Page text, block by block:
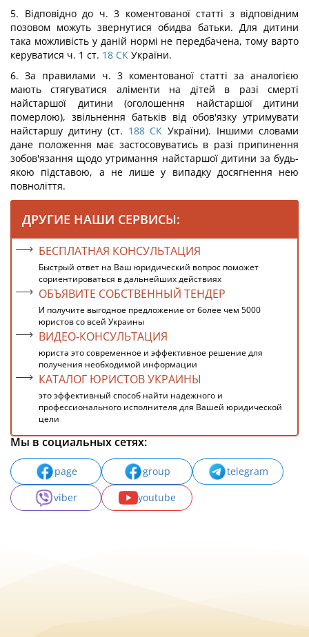
5. Відповідно до ч. 3 коментованої статті з відповідним
позовом можуть звернутися обидва батьки. Для дитини
така можливість у даній нормі не передбачена, тому варто
керуватися ч. 1 ст. 18 СК України.
6. За правилами ч. 3 коментованої статті за аналогією
мають стягуватися аліменти на дітей в разі смерті
найстаршої дитини (оголошення найстаршої дитини
померлою), звільнення батьків від обов'язку утримувати
найстаршу дитину (ст. 188 СК України). Іншими словами
дане положення має застосовуватись в разі припинення
зобов'язання щодо утримання найстаршої дитини за будь-
якою підставою, а не лише у випадку досягнення нею
повноліття.
ДРУГИЕ НАШИ СЕРВИСЫ:
БЕСПЛАТНАЯ КОНСУЛЬТАЦИЯ
Быстрый ответ на Ваш юридический вопрос поможет
сориентироваться в дальнейших действиях
ОБЪЯВИТЕ СОБСТВЕННЫЙ ТЕНДЕР
И получите выгодное предложение от более чем 5000
юристов со всей Украины
ВИДЕО-КОНСУЛЬТАЦИЯ
юриста это современное и эффективное решение для
получения необходимой информации
КАТАЛОГ ЮРИСТОВ УКРАИНЫ
это эффективный способ найти надежного и
профессионального исполнителя для Вашей юридической
цели
Мы в социальных сетях:
page group
telegram
viber
youtube